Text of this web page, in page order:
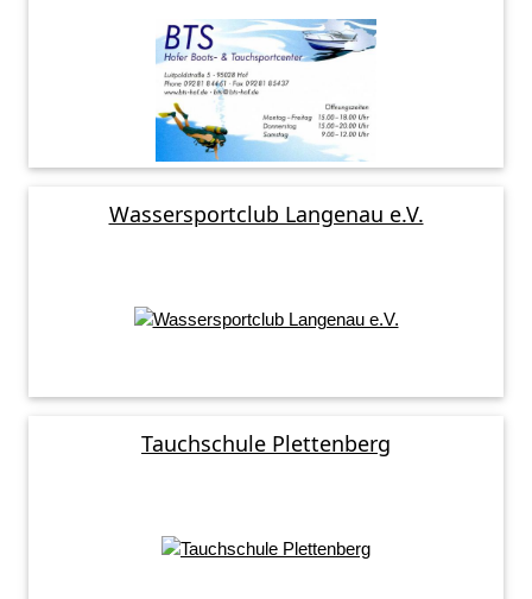
Wassersportclub Langenau e.V.
Tauchschule Plettenberg